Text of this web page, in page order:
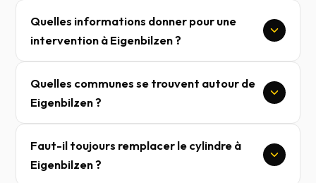
Quelles informations donner pour une
intervention à Eigenbilzen ?
Quelles communes se trouvent autour de
Eigenbilzen ?
Faut-il toujours remplacer le cylindre à
Eigenbilzen ?